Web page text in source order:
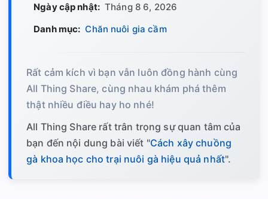
Ngày cập nhật: Tháng 8 6, 2026
Danh mục: Chăn nuôi gia cầm
Rất cảm kích vì bạn vẫn luôn đồng hành cùng
All Thing Share, cùng nhau khám phá thêm
thật nhiều điều hay ho nhé!
All Thing Share rất trân trọng sự quan tâm của
bạn đến nội dung bài viết "Cách xây chuồng
gà khoa học cho trại nuôi gà hiệu quả nhất".